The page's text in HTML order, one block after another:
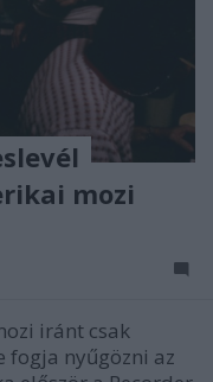
mozi
iránt csak
nyűgözni az